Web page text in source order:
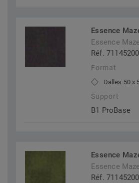
Essence
Essence Maze
Réf.
Format
Dalles 50 x
Support
B1 ProBase
Essence
Essence Maze
Réf.